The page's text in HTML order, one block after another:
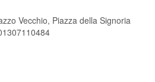
Vecchio, Piazza della Signoria